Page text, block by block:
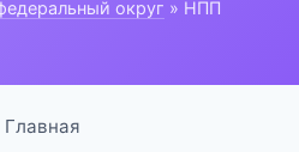
округ » НПП
Главная